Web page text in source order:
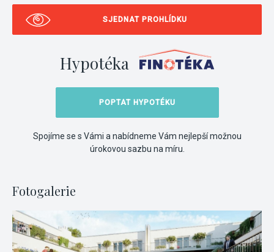
SJEDNAT PROHLÍDKU
Hypotéka
POPTAT HYPOTÉKU
Spojíme se s Vámi a nabídneme Vám nejlepší možnou
úrokovou sazbu na míru.
Fotogalerie